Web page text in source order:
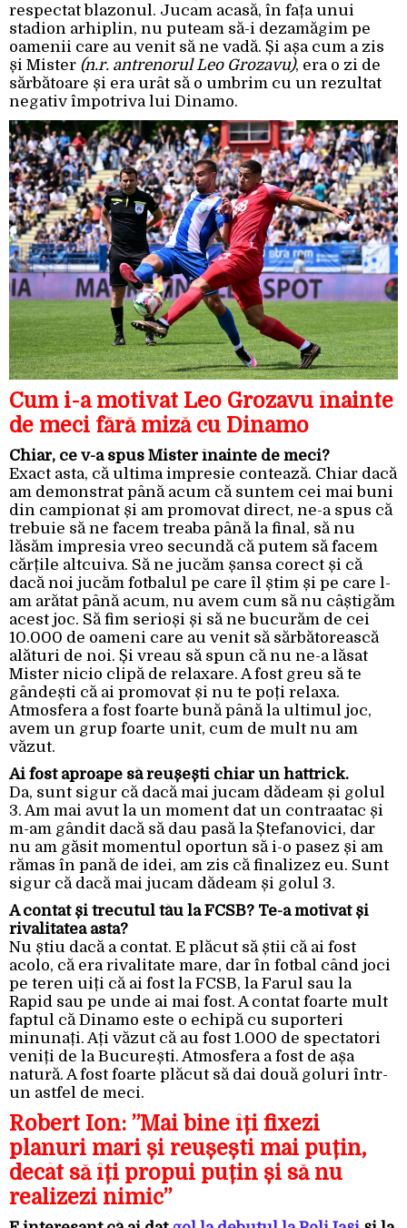
respectat blazonul. Jucam acasă, în fața unui
stadion arhiplin, nu puteam să-i dezamăgim pe
oamenii care au venit să ne vadă. Și așa cum a zis
și Mister (n.r. antrenorul Leo Grozavu), era o zi de
sărbătoare și era urât să o umbrim cu un rezultat
negativ împotriva lui Dinamo.
Cum i-a motivat Leo Grozavu înainte
de meci fără miză cu Dinamo
Chiar, ce v-a spus Mister înainte de meci?
Exact asta, că ultima impresie contează. Chiar dacă
am demonstrat până acum că suntem cei mai buni
din campionat și am promovat direct, ne-a spus că
trebuie să ne facem treaba până la final, să nu
lăsăm impresia vreo secundă că putem să facem
cărțile altcuiva. Să ne jucăm șansa corect și că
dacă noi jucăm fotbalul pe care îl știm și pe care l-
am arătat până acum, nu avem cum să nu câștigăm
acest joc. Să fim serioși și să ne bucurăm de cei
10.000 de oameni care au venit să sărbătorească
alături de noi. Și vreau să spun că nu ne-a lăsat
Mister nicio clipă de relaxare. A fost greu să te
gândești că ai promovat și nu te poți relaxa.
Atmosfera a fost foarte bună până la ultimul joc,
avem un grup foarte unit, cum de mult nu am
văzut.
Ai fost aproape să reușești chiar un hattrick.
Da, sunt sigur că dacă mai jucam dădeam și golul
3. Am mai avut la un moment dat un contraatac și
m-am gândit dacă să dau pasă la Ștefanovici, dar
nu am găsit momentul oportun să i-o pasez și am
rămas în pană de idei, am zis că finalizez eu. Sunt
sigur că dacă mai jucam dădeam și golul 3.
A contat și trecutul tău la FCSB? Te-a motivat și
rivalitatea asta?
Nu știu dacă a contat. E plăcut să știi că ai fost
acolo, că era rivalitate mare, dar în fotbal când joci
pe teren uiți că ai fost la FCSB, la Farul sau la
Rapid sau pe unde ai mai fost. A contat foarte mult
faptul că Dinamo este o echipă cu suporteri
minunați. Ați văzut că au fost 1.000 de spectatori
veniți de la București. Atmosfera a fost de așa
natură. A fost foarte plăcut să dai două goluri într-
un astfel de meci.
Robert Ion: ”Mai bine îți fixezi
planuri mari și reușești mai puțin,
decât să îți propui puțin și să nu
realizezi nimic”